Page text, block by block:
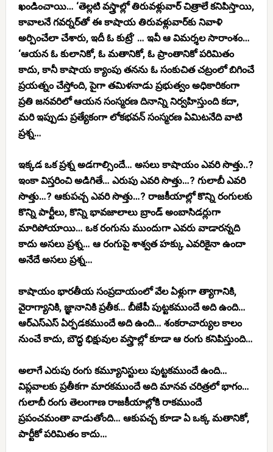
ఖండించాయి… ‘తెల్లటి వస్త్రాల్లో తిరువళ్లువార్ చిత్రాలే కనిపిస్తాయి,
కావాలనే గవర్నర్‌తో ఈ కాషాయ తిరువళ్లువార్‌కు నివాళి
అర్పించేలా చేశారు, ఇదీ ఓ కుట్రే’ … ఇవీ ఆ విమర్శల సారాంశం…
‘ఆయన ఓ కులానికో, ఓ మతానికో, ఓ ప్రాంతానికో పరిమితం
కాదు, కానీ కాషాయ క్యాంపు తనను ఓ సంకుచిత చట్రంలో బిగించే
ప్రయత్నం చేస్తోంది, పైగా తమిళనాడు ప్రభుత్వం అధికారికంగా
ప్రతి జనవరిలో ఆయన సంస్మరణ దినాన్ని నిర్వహిస్తుంది కదా,
మరి ఇప్పుడు ప్రత్యేకంగా లోకభవన్ సంస్మరణ ఏమిటనేది వాటి
ప్రశ్న…
ఇక్కడ ఒక ప్రశ్న అడగాల్సిందే… అసలు కాషాయం ఎవరి సొత్తు..?
ఇంకా విస్తరించి అడిగితే… ఎరుపు ఎవరి సొత్తు…? గులాబీ ఎవరి
సొత్తు…? ఆకుపచ్చ ఎవరి సొత్తు…? రాజకీయాల్లో కొన్ని రంగులకు
కొన్ని పార్టీలు, కొన్ని భావజాలాలు బ్రాండ్ అంబాసిడర్లుగా
మారిపోయాయి… ఒక రంగును ముందుగా ఎవరు వాడారన్నది
కాదు అసలు ప్రశ్న… ఆ రంగుపై శాశ్వత హక్కు ఎవరికైనా ఉందా
అనేదే అసలు ప్రశ్న…
కాషాయం భారతీయ సంప్రదాయంలో వేల ఏళ్లుగా త్యాగానికి,
వైరాగ్యానికి, జ్ఞానానికి ప్రతీక… బీజేపీ పుట్టకముందే అది ఉంది…
ఆర్‌ఎస్‌ఎస్ ఏర్పడకముందే అది ఉంది… శంకరాచార్యుల కాలం
నుంచే కాదు, బౌద్ధ భిక్షువుల వస్త్రాల్లో కూడా ఆ రంగు కనిపిస్తుంది…
అలాగే ఎరుపు రంగు కమ్యూనిస్టులు పుట్టకముందే ఉంది…
విప్లవాలకు ప్రతీకగా మారకముందే అది మానవ చరిత్రలో భాగం…
గులాబీ రంగు తెలంగాణ రాజకీయాల్లోకి రాకముందే
ప్రపంచమంతా వాడుతోంది… ఆకుపచ్చ కూడా ఏ ఒక్క మతానికో,
పార్టీకో పరిమితం కాదు…